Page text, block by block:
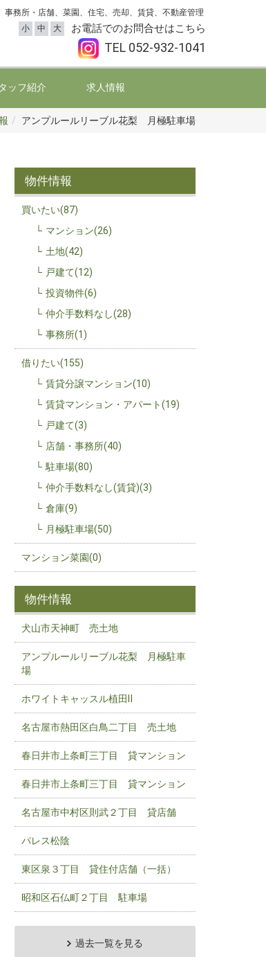
務所・店舗、菜園、住宅、売却、賃貸、不動産管理
お電話でのお問合せはこちら
TEL 052-932-1041
小 中 大
ッフ紹介 求人情報
アンプルールリーブル花梨 月極駐車場
物件情報
買いたい(87)
マンション(26)
土地(42)
戸建て(12)
投資物件(6)
仲介手数料なし(28)
事務所(1)
借りたい(155)
賃貸分譲マンション(10)
賃貸マンション・アパート(19)
戸建て(3)
店舗・事務所(40)
駐車場(80)
仲介手数料なし(賃貸)(3)
倉庫(9)
月極駐車場(50)
マンション菜園(0)
物件情報
犬山市天神町 売土地
アンプルールリーブル花梨 月極駐車
場
ホワイトキャッスル植田Ⅱ
名古屋市熱田区白鳥二丁目 売土地
春日井市上条町三丁目 貸マンション
春日井市上条町三丁目 貸マンション
名古屋市中村区則武２丁目 貸店舗
パレス松陰
東区泉３丁目 貸住付店舗（一括）
昭和区石仏町２丁目 駐車場
過去一覧を見る